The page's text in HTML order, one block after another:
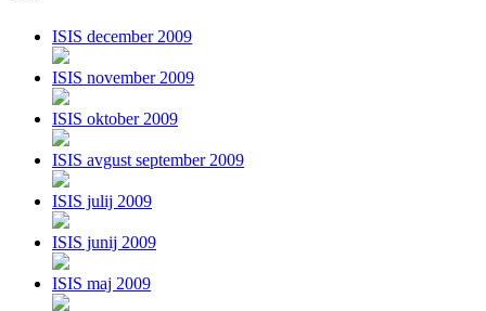
ISIS december 2009
ISIS november 2009
ISIS oktober 2009
ISIS avgust september 2009
ISIS julij 2009
ISIS junij 2009
ISIS maj 2009